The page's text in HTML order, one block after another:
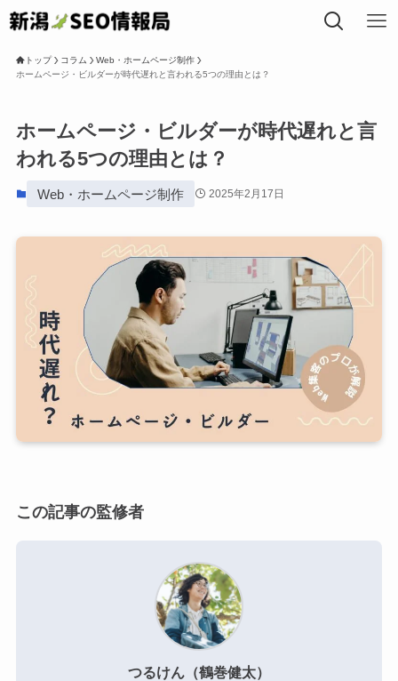
私たちについて
SEOコラム
局長プロフィール
新潟SEO情報局のメンバー
トップ コラム
Web・ホームページ制作
ホームページ・ビルダーが時代遅れと言われる5つの理由とは？
ホームページ・ビルダーが時代遅れと言
われる5つの理由とは？
Web・ホームページ制作 2025年2月17日
この記事の監修者
つるけん（鶴巻健太）